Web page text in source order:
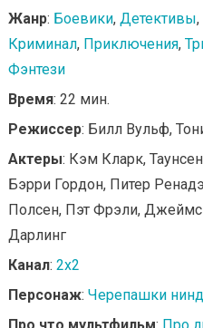
Жанр: Боевики, Детективы,
Криминал, Приключения,
Фэнтези
Время: 22 мин.
Режиссер: Билл Вульф,
Актеры: Кэм Кларк,
Бэрри Гордон, Питер
Полсен, Пэт Фрэли,
Дарлинг
Канал: 2x2
Персонаж: Черепашки